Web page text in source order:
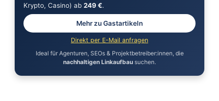
Krypto, Casino) ab 249 €.
Mehr zu Gastartikeln
Direkt per E-Mail anfragen
Ideal für Agenturen, SEOs & Projektbetreiber:innen, die
nachhaltigen Linkaufbau suchen.